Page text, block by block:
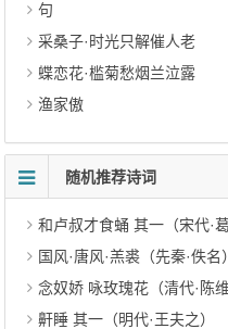
句
采桑子·时光只解催人老
蝶恋花·槛菊愁烟兰泣露
渔家傲
随机推荐诗词
和卢叔才食蛹 其一（宋代·葛
国风·唐风·羔裘（先秦·佚名）
念奴娇 咏玫瑰花（清代·陈维
鼾睡 其一（明代·王夫之）